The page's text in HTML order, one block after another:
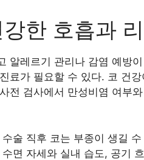
한 호흡과
알레르기 관리나 감염 예방
료가 필요할 수 있다. 코 건
전 검사에서 만성비염 여부
술 직후 코는 부종이 생길
면 자세와 실내 습도, 공기